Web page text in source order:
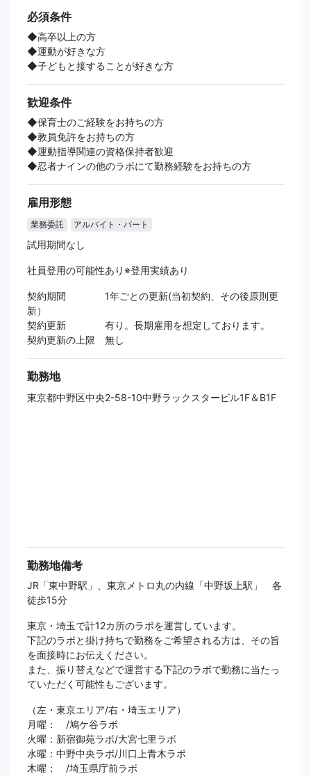
必須条件
◆高卒以上の方
◆運動が好きな方
◆子どもと接することが好きな方
歓迎条件
◆保育士のご経験をお持ちの方
◆教員免許をお持ちの方
◆運動指導関連の資格保持者歓迎
◆忍者ナインの他のラボにて勤務経験をお持ちの方
雇用形態
業務委託 アルバイト・パート
試用期間なし
社員登用の可能性あり※登用実績あり
契約期間 1年ごとの更新(当初契約、その後原則更
新）
契約更新 有り。長期雇用を想定しております。
契約更新の上限 無し
勤務地
東京都中野区中央2-58-10中野ラックスタービル1F＆B1F
勤務地備考
JR「東中野駅」、東京メトロ丸の内線「中野坂上駅」 各
徒歩15分
東京・埼玉で計12カ所のラボを運営しています。
下記のラボと掛け持ちで勤務をご希望される方は、その旨
を面接時にお伝えください。
また、振り替えなどで運営する下記のラボで勤務に当たっ
ていただく可能性もございます。
（左・東京エリア/右・埼玉エリア）
月曜： /鳩ケ谷ラボ
火曜：新宿御苑ラボ/大宮七里ラボ
水曜：中野中央ラボ/川口上青木ラボ
木曜： /埼玉県庁前ラボ